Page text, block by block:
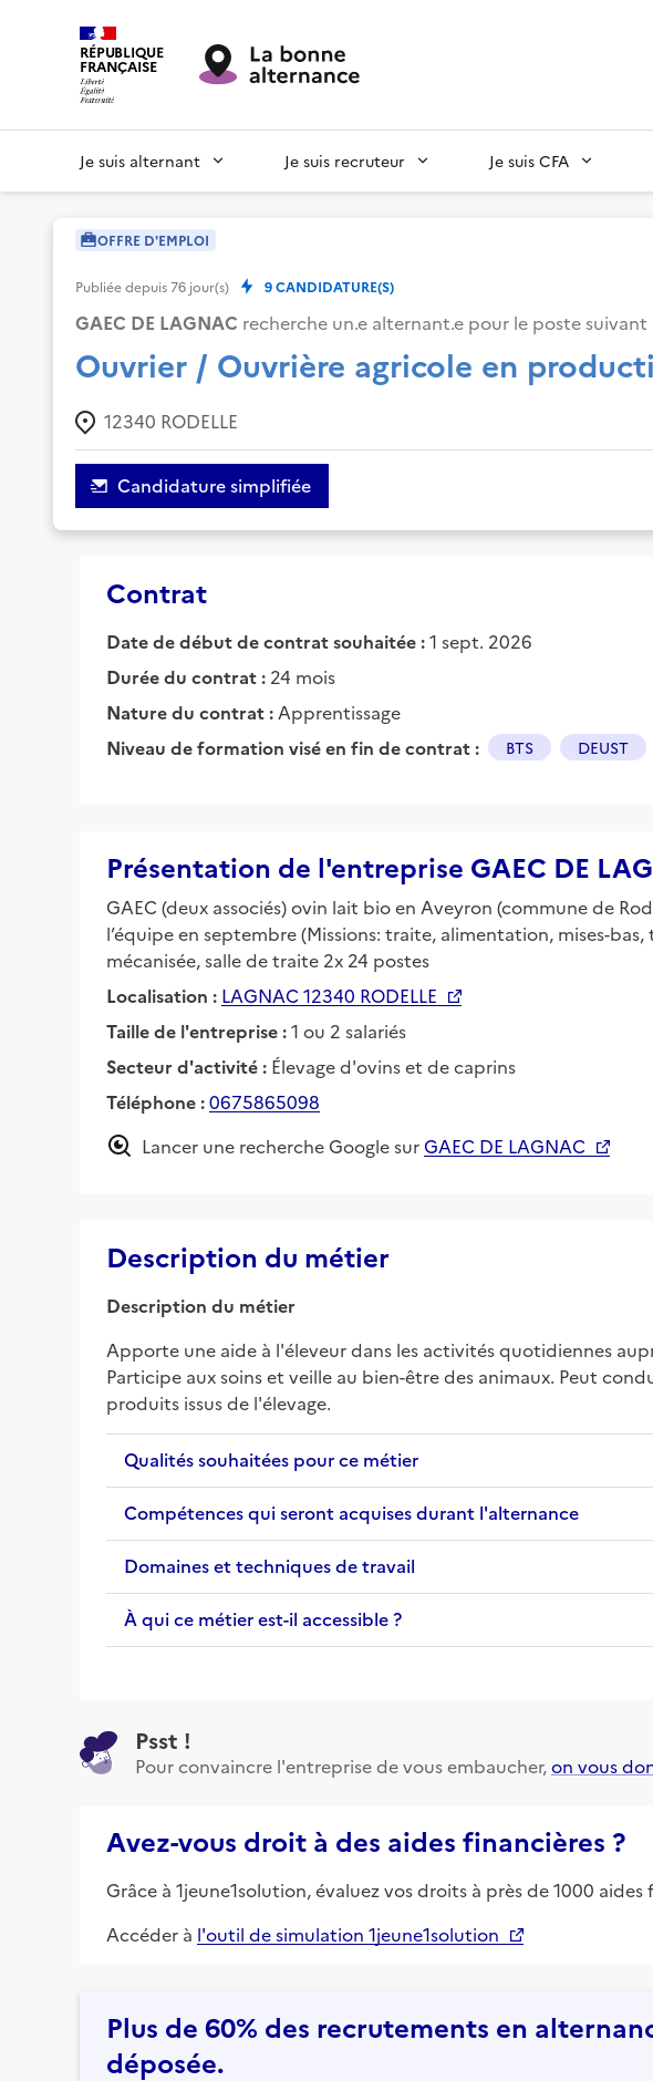
RÉPUBLIQUE
FRANÇAISE
Je suis alternant Je suis recruteur Je suis CFA
OFFRE D'EMPLOI
Publiée depuis76 jour(s) 9CANDIDATURE(S)
GAEC DE LAGNAC recherche un.e alternant.e pour le poste suivant
Ouvrier / Ouvrière agricole en
12340 RODELLE
Candidature simplifiée
Contrat
Date de début de contrat souhaitée :1 sept. 2026
Durée du contrat : 24 mois
Nature du contrat : Apprentissage
Niveau de formation visé en fin de contrat :
BTS DEUST
Présentation de l'entreprise GAEC DE
GAEC (deux associés) ovin lait bio en Aveyron (commune de
l’équipe en septembre (Missions: traite, alimentation, mises-
mécanisée, salle de traite 2x 24 postes
Localisation : LAGNAC 12340 RODELLE
Taille de l'entreprise :1 ou 2 salariés
Secteur d'activité : Élevage d'ovins et de caprins
Téléphone :0675865098
Lancer une recherche Google surGAEC DE LAGNAC
Description du métier
Description du métier
Apporte une aide à l'éleveur dans les activités quotidiennes
Participe aux soins et veille au bien-être des animaux. Peut
produits issus de l'élevage.
Qualités souhaitées pour ce métier
Compétences qui seront acquises durant l'alternance
Domaines et techniques de travail
À qui ce métier est-il accessible ?
Psst !
Pour convaincre l'entreprise de vous embaucher,on vous
Avez-vous droit à des aides financières ?
Grâce à 1jeune1solution, évaluez vos droits à près de 1000
Accéder à l'outil de simulation 1jeune1solution
Plus de 60% des recrutements en
déposée.